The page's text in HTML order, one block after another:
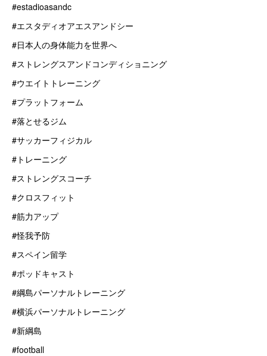
#estadioasandc
#エスタディオアエスアンドシー
#日本人の身体能力を世界へ
#ストレングスアンドコンディショニング
#ウエイトトレーニング
#プラットフォーム
#落とせるジム
#サッカーフィジカル
#トレーニング
#ストレングスコーチ
#クロスフィット
#筋力アップ
#怪我予防
#スペイン留学
#ポッドキャスト
#綱島パーソナルトレーニング
#横浜パーソナルトレーニング
#新綱島
#football